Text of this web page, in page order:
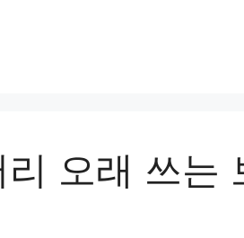
오래 쓰는